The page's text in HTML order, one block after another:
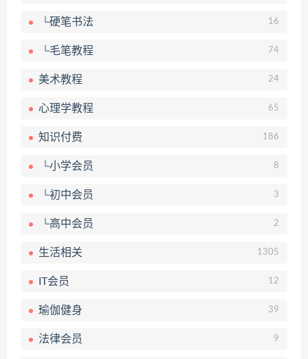
└硬笔书法 16
└毛笔教程 74
美术教程 24
心理学教程 65
知识付费 186
└小学会员 8
└初中会员 3
└高中会员 2
生活相关 1305
IT会员 12
瑜伽健身 39
法律会员 9